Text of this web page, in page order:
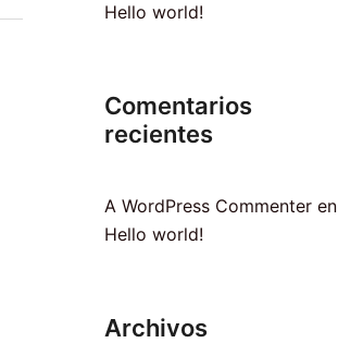
Hello world!
Comentarios
recientes
A WordPress Commenteren
Hello world!
Archivos